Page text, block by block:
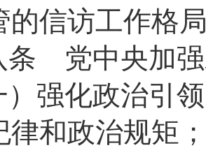
的信访工作格
条 党中央加强
）强化政治引
律和政治规矩